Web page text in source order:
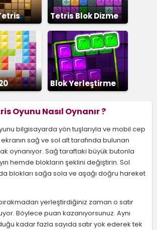
Tetris Blok Dizme
Blok Yerleştirme
Oyunu Nasıl Oynanır ?
bilgisayarda yön tuşlarıyla ve mobil cep
sağ ve sol alt tarafında bulunan
oynanıyor. Sağ taraftaki büyük butonla
hemde blokların şeklini değiştirin. Sol
blokları sağa sola ve aşağı doğru hareket
yerleştirdiğiniz zaman o satır
Böylece puan kazanıyorsunuz. Aynı
kadar fazla sayıda satır yok ederek tek